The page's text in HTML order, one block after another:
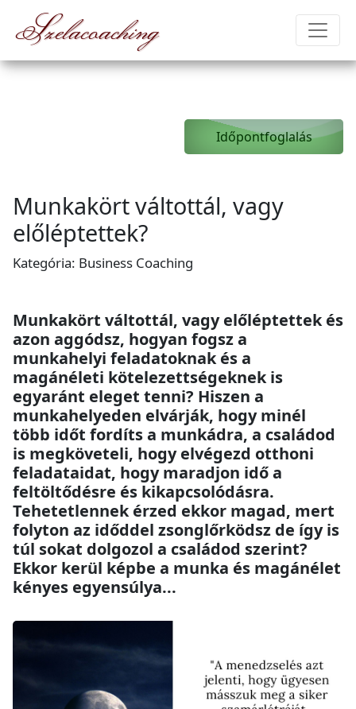
Szelacoaching
Időpontfoglalás
Munkakört váltottál, vagy
előléptettek?
Kategória: Business Coaching
Munkakört váltottál, vagy előléptettek és
azon aggódsz, hogyan fogsz a
munkahelyi feladatoknak és a
magánéleti kötelezettségeknek is
egyaránt eleget tenni? Hiszen a
munkahelyeden elvárják, hogy minél
több időt fordíts a munkádra, a családod
is megköveteli, hogy elvégezd otthoni
feladataidat, hogy maradjon idő a
feltöltődésre és kikapcsolódásra.
Tehetetlennek érzed ekkor magad, mert
folyton az időddel zsonglőrködsz de így is
túl sokat dolgozol a családod szerint?
Ekkor kerül képbe a munka és magánélet
kényes egyensúlya...